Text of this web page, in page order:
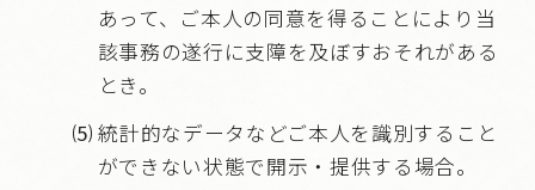
あって、ご本人の同意を得ることにより当
該事務の遂行に支障を及ぼすおそれがある
とき。
⑸ 統計的なデータなどご本人を識別すること
ができない状態で開示・提供する場合。